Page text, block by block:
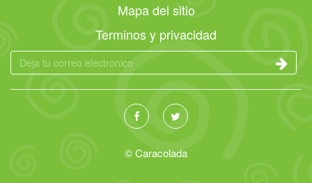
Mapa del sitio
Terminos y privacidad
© Caracolada